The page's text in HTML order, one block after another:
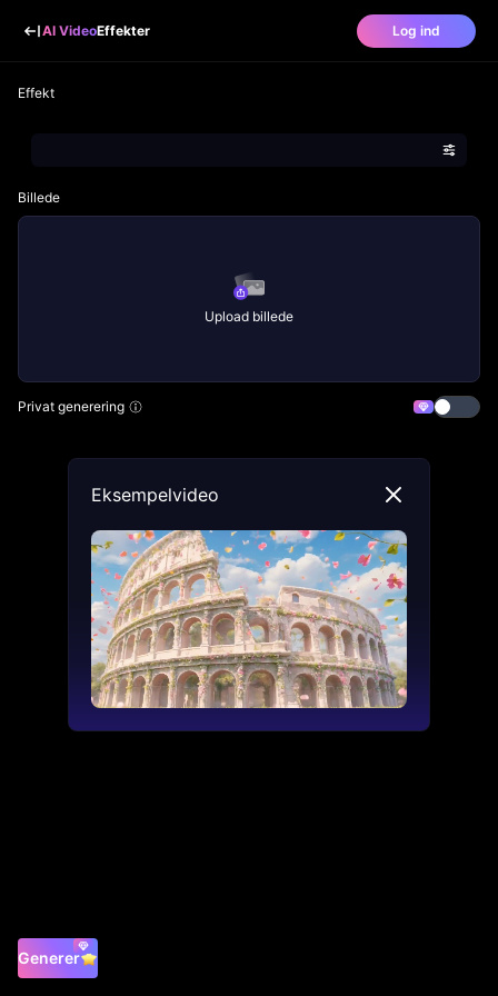
AI VideoEffekter Log ind
Effekt
Billede
Upload billede
Privat generering
Generer
Eksempelvideo